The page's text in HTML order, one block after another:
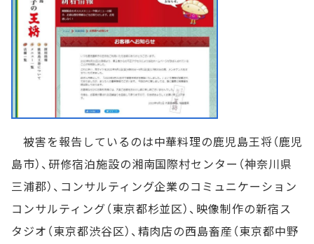
被害を報告しているのは中華料理の鹿児島王将（鹿児
島市）、研修宿泊施設の湘南国際村センター（神奈川県
三浦郡）、コンサルティング企業のコミュニケーション
コンサルティング（東京都杉並区）、映像制作の新宿ス
タジオ（東京都渋谷区）、精肉店の西島畜産（東京都中野